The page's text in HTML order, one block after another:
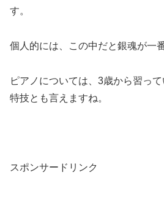
す。
個人的には、この中だと銀魂が一
ピアノについては、3歳から習っ
特技とも言えますね。
スポンサードリンク